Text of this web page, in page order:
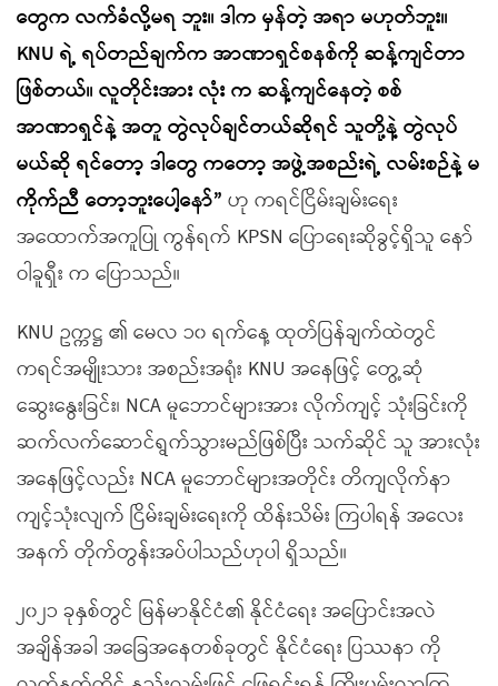
တွေက လက်ခံလို့မရ ဘူး။ ဒါက မှန်တဲ့ အရာ မဟုတ်ဘူး။
KNU ရဲ့ ရပ်တည်ချက်က အာဏာရှင်စနစ်ကို ဆန့်ကျင်တာ
ဖြစ်တယ်။ လူတိုင်းအား လုံး က ဆန့်ကျင်နေတဲ့ စစ်
အာဏာရှင်နဲ့ အတူ တွဲလုပ်ချင်တယ်ဆိုရင် သူတို့နဲ့ တွဲလုပ်
မယ်ဆို ရင်တော့ ဒါတွေ ကတော့ အဖွဲ့အစည်းရဲ့ လမ်းစဉ်နဲ့ မ
ကိုက်ညီ တော့ဘူးပေါ့နော်” ဟု ကရင်ငြိမ်းချမ်းရေး
အထောက်အကူပြု ကွန်ရက် KPSN ပြောရေးဆိုခွင့်ရှိသူ နော်
ဝါခူရှီး က ပြောသည်။
KNU ဥက္ကဋ္ဌ ၏ မေလ ၁၀ ရက်နေ့ ထုတ်ပြန်ချက်ထဲတွင်
ကရင်အမျိုးသား အစည်းအရုံး KNU အနေဖြင့် တွေ့ဆုံ
ဆွေးနွေးခြင်း၊ NCA မူဘောင်များအား လိုက်ကျင့် သုံးခြင်းကို
ဆက်လက်ဆောင်ရွက်သွားမည်ဖြစ်ပြီး သက်ဆိုင် သူ အားလုံး
အနေဖြင့်လည်း NCA မူဘောင်များအတိုင်း တိကျလိုက်နာ
ကျင့်သုံးလျက် ငြိမ်းချမ်းရေးကို ထိန်းသိမ်း ကြပါရန် အလေး
အနက် တိုက်တွန်းအပ်ပါသည်ဟုပါ ရှိသည်။
၂၀၂၁ ခုနှစ်တွင် မြန်မာနိုင်ငံ၏ နိုင်ငံရေး အပြောင်းအလဲ
အချိန်အခါ အခြေအနေတစ်ခုတွင် နိုင်ငံရေး ပြဿနာ ကို